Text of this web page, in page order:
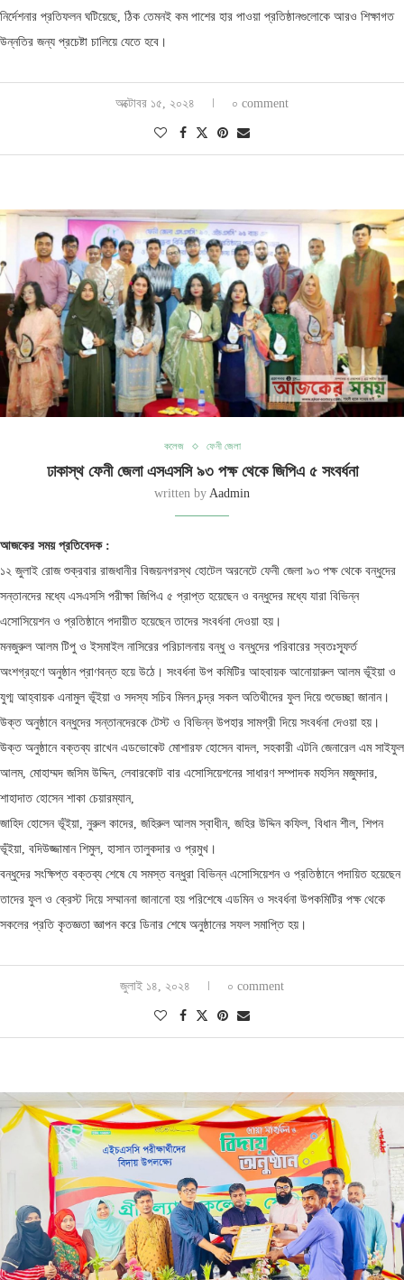
নির্দেশনার প্রতিফলন ঘটিয়েছে, ঠিক তেমনই কম পাশের হার পাওয়া প্রতিষ্ঠানগুলোকে আরও শিক্ষাগত
উন্নতির জন্য প্রচেষ্টা চালিয়ে যেতে হবে।
অক্টোবর ১৫, ২০২৪ ০ comment
কলেজ ফেনী জেলা
ঢাকাস্থ ফেনী জেলা এসএসসি ৯৩ পক্ষ থেকে জিপিএ ৫ সংবর্ধনা
written by Aadmin
আজকের সময় প্রতিবেদক :
১২ জুলাই রোজ শুক্রবার রাজধানীর বিজয়নগরস্থ হোটেল অরনেটে ফেনী জেলা ৯৩ পক্ষ থেকে বন্ধুদের
সন্তানদের মধ্যে এসএসসি পরীক্ষা জিপিএ ৫ প্রাপ্ত হয়েছেন ও বন্ধুদের মধ্যে যারা বিভিন্ন
এসোসিয়েশন ও প্রতিষ্ঠানে পদায়ীত হয়েছেন তাদের সংবর্ধনা দেওয়া হয়।
মনজুরুল আলম টিপু ও ইসমাইল নাসিরের পরিচালনায় বন্ধু ও বন্ধুদের পরিবারের স্বতঃস্ফূর্ত
অংশগ্রহণে অনুষ্ঠান প্রাণবন্ত হয়ে উঠে। সংবর্ধনা উপ কমিটির আহবায়ক আনোয়ারুল আলম ভূঁইয়া ও
যুগ্ম আহ্বায়ক এনামুল ভূঁইয়া ও সদস্য সচিব মিলন চন্দ্র সকল অতিথীদের ফুল দিয়ে শুভেচ্ছা জানান।
উক্ত অনুষ্ঠানে বন্ধুদের সন্তানদেরকে টেস্ট ও বিভিন্ন উপহার সামগ্রী দিয়ে সংবর্ধনা দেওয়া হয়।
উক্ত অনুষ্ঠানে বক্তব্য রাখেন এডভোকেট মোশারফ হোসেন বাদল, সহকারী এটনি জেনারেল এম সাইফুল
আলম, মোহাম্মদ জসিম উদ্দিন, লেবারকোট বার এসোসিয়েশনের সাধারণ সম্পাদক মহসিন মজুমদার,
শাহাদাত হোসেন শাকা চেয়ারম্যান,
জাহিদ হোসেন ভূঁইয়া, নুরুল কাদের, জহিরুল আলম স্বাধীন, জহির উদ্দিন কফিল, বিধান শীল, শিপন
ভূঁইয়া, বদিউজ্জামান শিমুল, হাসান তালুকদার ও প্রমুখ।
বন্ধুদের সংক্ষিপ্ত বক্তব্য শেষে যে সমস্ত বন্ধুরা বিভিন্ন এসোসিয়েশন ও প্রতিষ্ঠানে পদায়িত হয়েছেন
তাদের ফুল ও ক্রেস্ট দিয়ে সম্মাননা জানানো হয় পরিশেষে এডমিন ও সংবর্ধনা উপকমিটির পক্ষ থেকে
সকলের প্রতি কৃতজ্ঞতা জ্ঞাপন করে ডিনার শেষে অনুষ্ঠানের সফল সমাপ্তি হয়।
জুলাই ১৪, ২০২৪ ০ comment